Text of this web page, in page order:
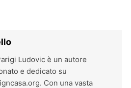
Ludovic è un autore
e dedicato su
Con una vasta